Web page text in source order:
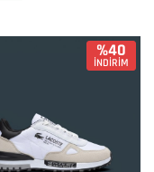
%40
İNDİRİM